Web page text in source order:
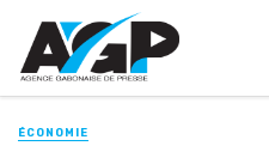
ÉCONOMIE